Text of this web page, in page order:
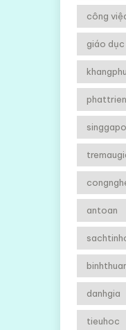
công
giáo dục
antoan
danhgia
tieuhoc